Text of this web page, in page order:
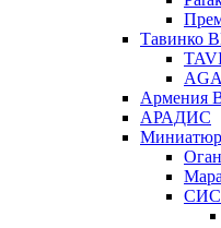
Тавинко
Армения
АРАДИС